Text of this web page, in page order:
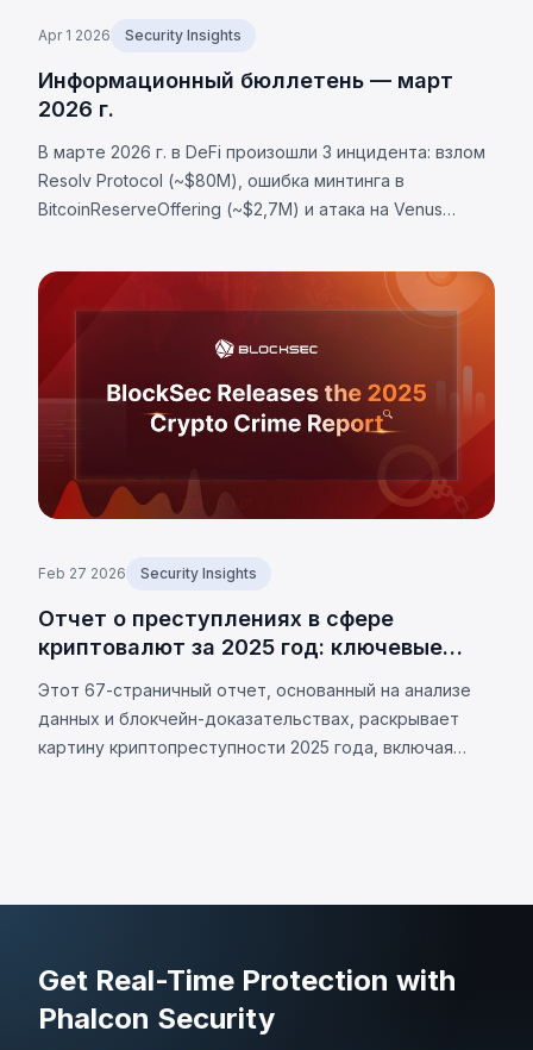
Apr 1 2026 Security Insights
Информационный бюллетень — март
2026 г.
В марте 2026 г. в DeFi произошли 3 инцидента: взлом
Resolv Protocol (~$80М), ошибка минтинга в
BitcoinReserveOffering (~$2,7М) и атака на Venus
Feb 27 2026 Security Insights
Отчет о преступлениях в сфере
криптовалют за 2025 год: ключевые
Этот 67-страничный отчет, основанный на анализе
данных и блокчейн-доказательствах, раскрывает
картину криптопреступности 2025 года, включая
Get Real-Time Protection with
Phalcon Security